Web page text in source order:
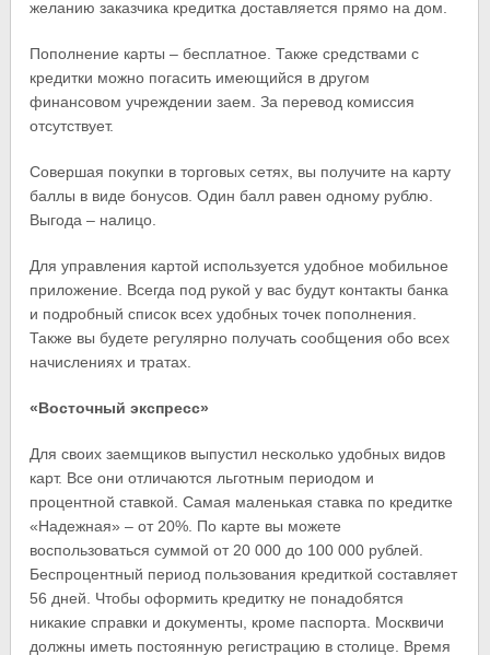
желанию заказчика кредитка доставляется прямо на дом.
Пополнение карты – бесплатное. Также средствами с
кредитки можно погасить имеющийся в другом
финансовом учреждении заем. За перевод комиссия
отсутствует.
Совершая покупки в торговых сетях, вы получите на карту
баллы в виде бонусов. Один балл равен одному рублю.
Выгода – налицо.
Для управления картой используется удобное мобильное
приложение. Всегда под рукой у вас будут контакты банка
и подробный список всех удобных точек пополнения.
Также вы будете регулярно получать сообщения обо всех
начислениях и тратах.
«Восточный экспресс»
Для своих заемщиков выпустил несколько удобных видов
карт. Все они отличаются льготным периодом и
процентной ставкой. Самая маленькая ставка по кредитке
«Надежная» – от 20%. По карте вы можете
воспользоваться суммой от 20 000 до 100 000 рублей.
Беспроцентный период пользования кредиткой составляет
56 дней. Чтобы оформить кредитку не понадобятся
никакие справки и документы, кроме паспорта. Москвичи
должны иметь постоянную регистрацию в столице. Время